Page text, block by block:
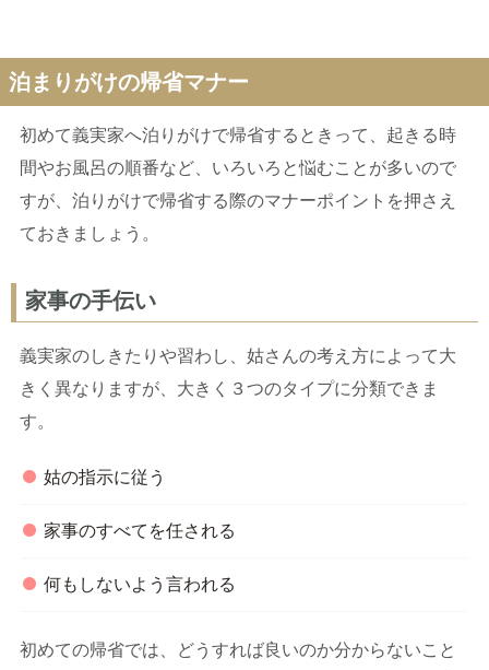
泊まりがけの帰省マナー
初めて義実家へ泊りがけで帰省するときって、起きる時
間やお風呂の順番など、いろいろと悩むことが多いので
すが、泊りがけで帰省する際のマナーポイントを押さえ
ておきましょう。
家事の手伝い
義実家のしきたりや習わし、姑さんの考え方によって大
きく異なりますが、大きく３つのタイプに分類できま
す。
姑の指示に従う
家事のすべてを任される
何もしないよう言われる
初めての帰省では、どうすれば良いのか分からないこと